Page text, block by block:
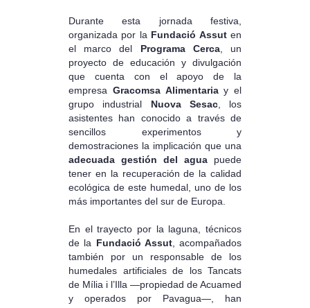
Durante esta jornada festiva,
organizada por la Fundació Assuten
el marco del Programa Cerca, un
proyecto de educación y divulgación
que cuenta con el apoyo de la
empresa Gracomsa Alimentariay el
grupo industrial Nuova Sesac, los
asistentes han conocido a través de
sencillos experimentos y
demostraciones la implicación que una
adecuada gestión del agua puede
tener en la recuperación de la calidad
ecológica de este humedal, uno de los
más importantes del sur de Europa.
En el trayecto por la laguna, técnicos
de la Fundació Assut, acompañados
también por un responsable de los
humedales artificiales de los Tancats
de Mília i l’Illa —propiedad de Acuamed
y operados por Pavagua—, han